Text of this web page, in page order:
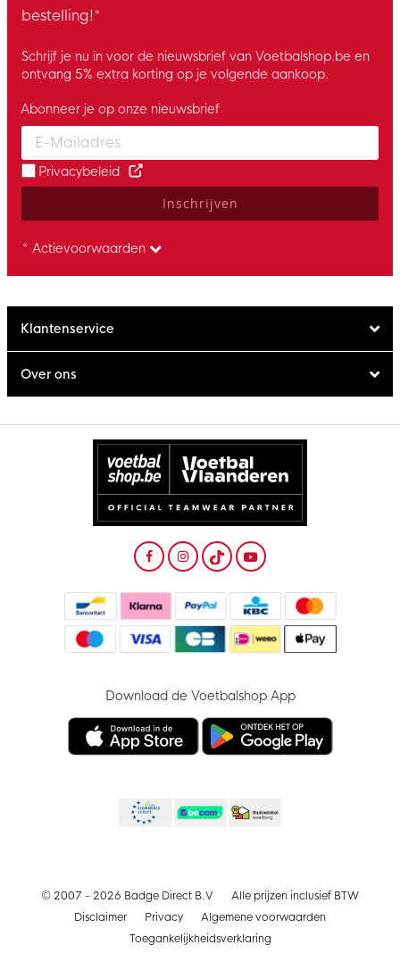
bestelling!*
Schrijf je nu in voor de nieuwsbrief van Voetbalshop.be en
ontvang 5% extra korting op je volgende aankoop.
Enter your email and accept the privacy policy to subscribe to
Abonneer je op onze nieuwsbrief
Privacybeleid
Inschrijven
* Actievoorwaarden
Klantenservice
Over ons
Download de Voetbalshop App
© 2007 - 2026 Badge Direct B.V
Alle prijzen inclusief BTW
Disclaimer
Privacy
Algemene voorwaarden
Toegankelijkheidsverklaring